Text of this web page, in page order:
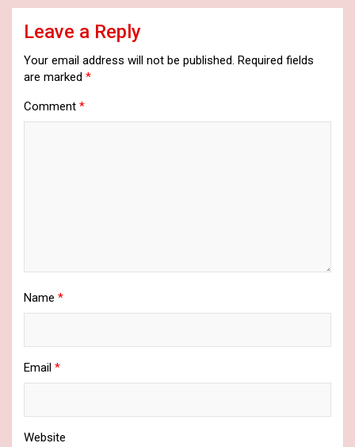
Leave a Reply
Your email address will not be published. Required fields
are marked *
Comment *
Name *
Email *
Website